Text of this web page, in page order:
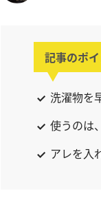
記事のポ
洗濯物を
使うのは
アレを入